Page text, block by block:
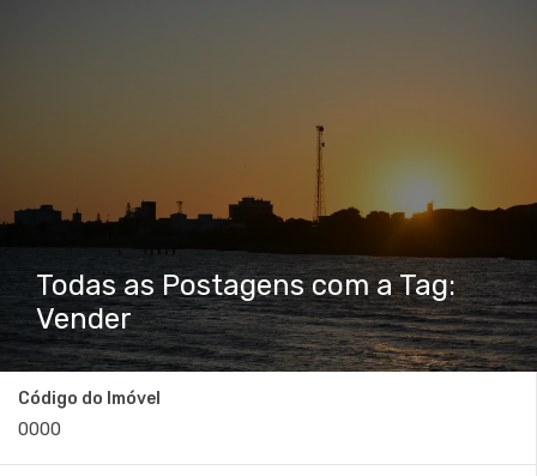
Todas as Postagens com a Tag:
Vender
Código do Imóvel